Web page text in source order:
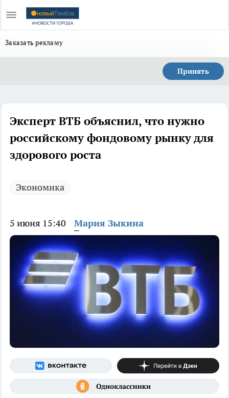
Заказать рекламу
Принять
Эксперт ВТБ объяснил, что нужно
российскому фондовому рынку для
здорового роста
Экономика
5 июня 15:40 Мария Зыкина